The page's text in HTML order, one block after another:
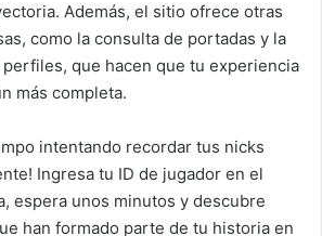
Además, el sitio ofrece otras
como la consulta de portadas y la
que hacen que tu experiencia
más completa.
intentando recordar tus nicks
Ingresa tu ID de jugador en el
espera unos minutos y descubre
han formado parte de tu historia en